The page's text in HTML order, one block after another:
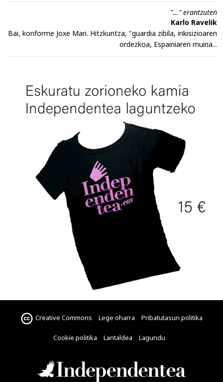
"..." erantzuten
Karlo Ravelik
Bai, konforme Joxe Mari. Hitzkuntza, "guardia zibila, inkisizioaren
ordezkoa, Espainiaren muina...
Creative Commons Lege oharra Pribatutasun politika
Cookie politika Lantaldea Lagundu